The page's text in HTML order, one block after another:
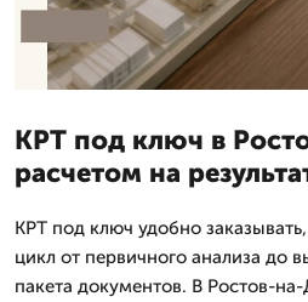
КРТ под ключ в
расчетом на
КРТ под ключ удобно
цикл от первичного анализа до
пакета документов. В Ростов-